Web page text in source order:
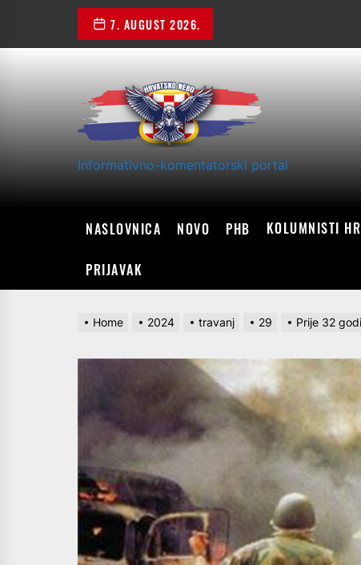
the
7. AUGUST 2026.
Informativno-komentatorski portal
NASLOVNICA NOVO PHB KOLUMNISTI
PRIJAVAK
Home 2024 travanj 29 Prije 32